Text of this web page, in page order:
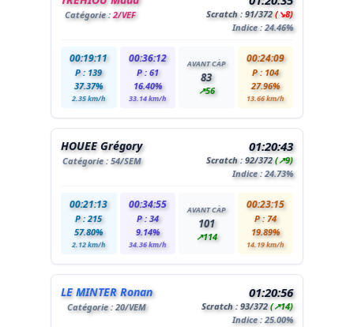
Catégorie :2/VEF Scratch : 91/372(↘8)
Indice : 24.46%
00:19:11
P : 139
37.37%
2.35 km/h
00:36:12
P : 61
16.40%
33.14 km/h
AVANT CÀP
83
↗56
00:24:09
P : 104
27.96%
13.66 km/h
HOUEE Grégory
Catégorie : 54/SEM
01:20:43
Scratch : 92/372(↗9)
Indice : 24.73%
00:21:13
P : 215
57.80%
2.12 km/h
00:34:55
P : 34
9.14%
34.36 km/h
AVANT CÀP
101
↗114
00:23:15
P : 74
19.89%
14.19 km/h
LE MINTER Ronan
Catégorie :20/VEM
01:20:56
Scratch : 93/372(↗14)
Indice : 25.00%